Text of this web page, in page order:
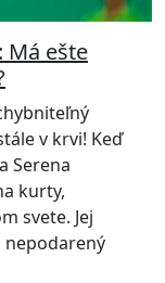
Má ešte
v krvi! Keď
Serena
kurty,
svete. Jej
nepodarený